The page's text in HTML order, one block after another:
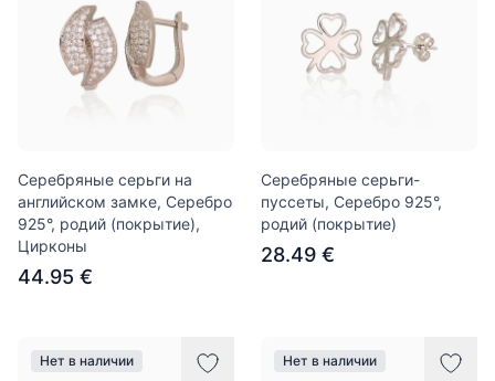
Серебряные серьги на
английском замке, Серебро
925°, родий (покрытие),
Цирконы
44.95 €
Серебряные серьги-
пуссеты, Серебро 925°,
родий (покрытие)
28.49 €
Нет в наличии Нет в наличии